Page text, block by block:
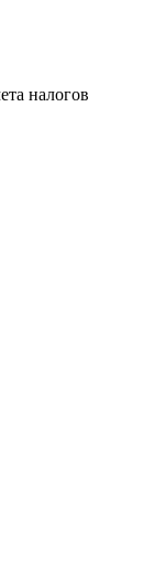
налогов